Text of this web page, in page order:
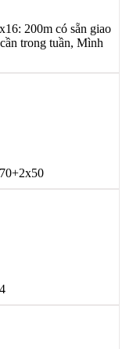
200m có sẵn giao
trong tuần, Mình